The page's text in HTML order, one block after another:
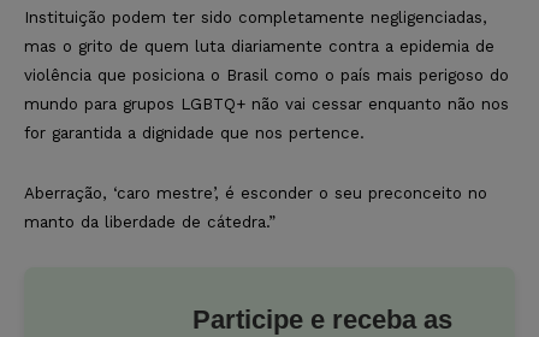
Instituição podem ter sido completamente negligenciadas,
mas o grito de quem luta diariamente contra a epidemia de
violência que posiciona o Brasil como o país mais perigoso do
mundo para grupos LGBTQ+ não vai cessar enquanto não nos
for garantida a dignidade que nos pertence.
Aberração, ‘caro mestre’, é esconder o seu preconceito no
manto da liberdade de cátedra.”
Participe e receba as